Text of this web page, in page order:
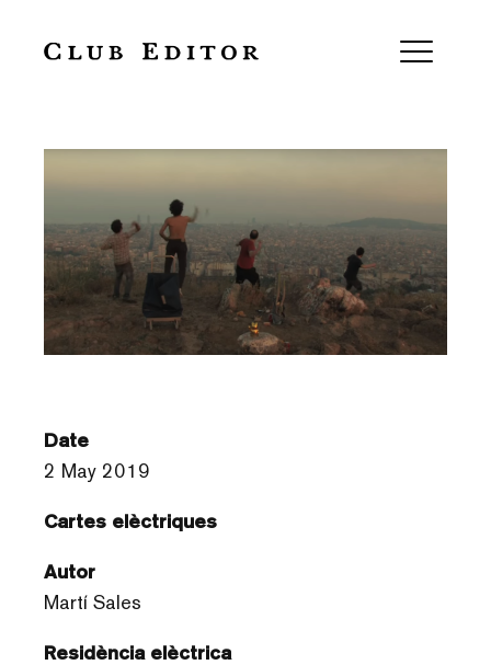
La muntanya i la casa III
Date
2 May 2019
Cartes elèctriques
Autor
Martí Sales
Residència elèctrica